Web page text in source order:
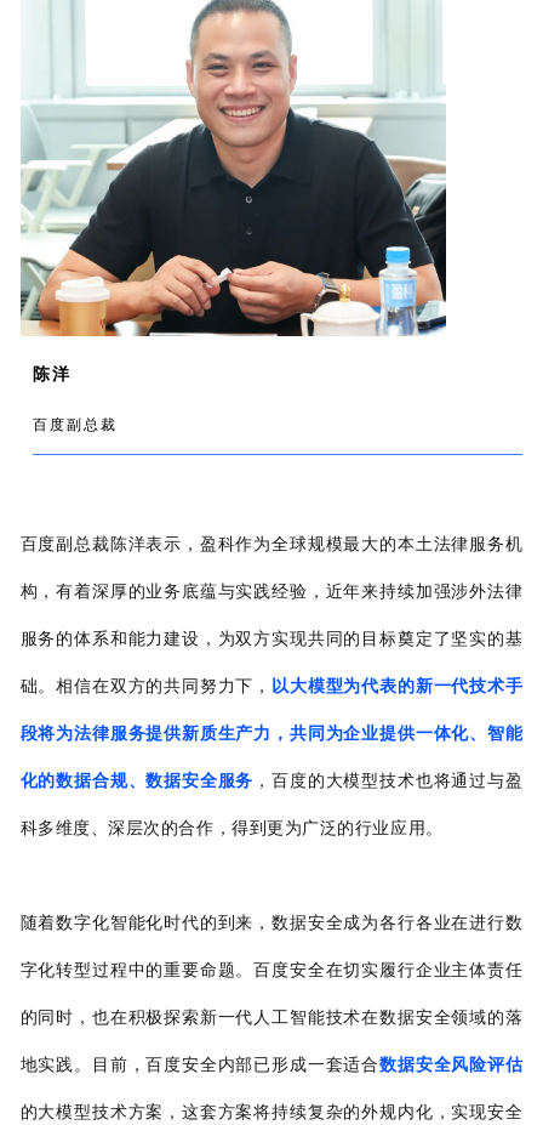
陈洋
百度副总裁
百度副总裁陈洋表示，盈科作为全球规模最大的本土法律服务机
构，有着深厚的业务底蕴与实践经验，近年来持续加强涉外法律
服务的体系和能力建设，为双方实现共同的目标奠定了坚实的基
础。相信在双方的共同努力下， 以大模型为代表的新一代技术手
段将为法律服务提供新质生产力，共同为企业提供一体化、智能
化的数据合规、数据安全服务 ，百度的大模型技术也将通过与盈
科多维度、深层次的合作，得到更为广泛的行业应用。
随着数字化智能化时代的到来，数据安全成为各行各业在进行数
字化转型过程中的重要命题。百度安全在切实履行企业主体责任
的同时，也在积极探索新一代人工智能技术在数据安全领域的落
地实践。目前，百度安全内部已形成一套适合数据安全风险评估
的大模型技术方案，这套方案将持续复杂的外规内化，实现安全